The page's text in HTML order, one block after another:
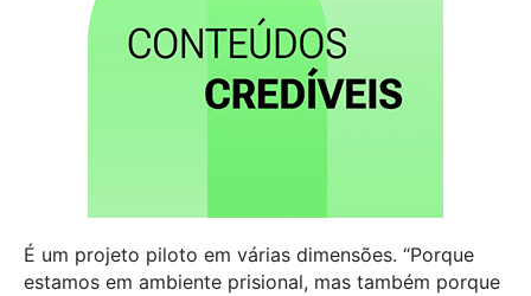
É um projeto piloto em várias dimensões. “Porque
estamos em ambiente prisional, mas também porque